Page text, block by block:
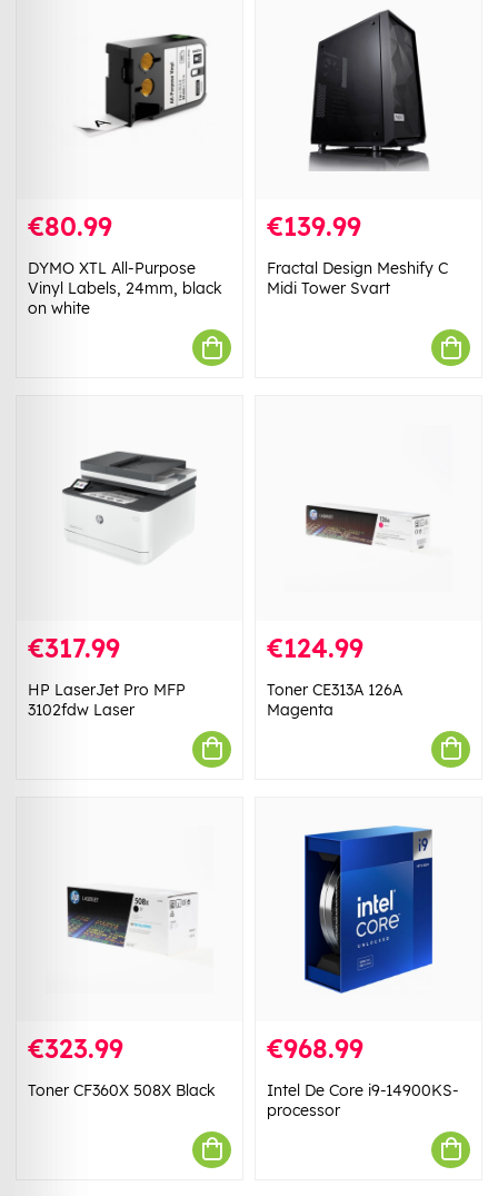
€80.99
DYMO XTL All-Purpose
Vinyl Labels, 24mm, black
on white
€139.99
Fractal Design Meshify C
Midi Tower Svart
€317.99
HP LaserJet Pro MFP
3102fdw Laser
€124.99
Toner CE313A 126A
Magenta
€323.99
Toner CF360X 508X Black
€968.99
Intel De Core i9-14900KS-
processor